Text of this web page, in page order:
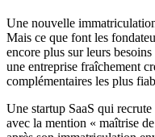
Une nouvelle
Mais ce que font les
encore plus sur leurs
une entreprise fraîchement
complémentaires les plus
Une startup SaaS qui
avec la mention « maîtrise